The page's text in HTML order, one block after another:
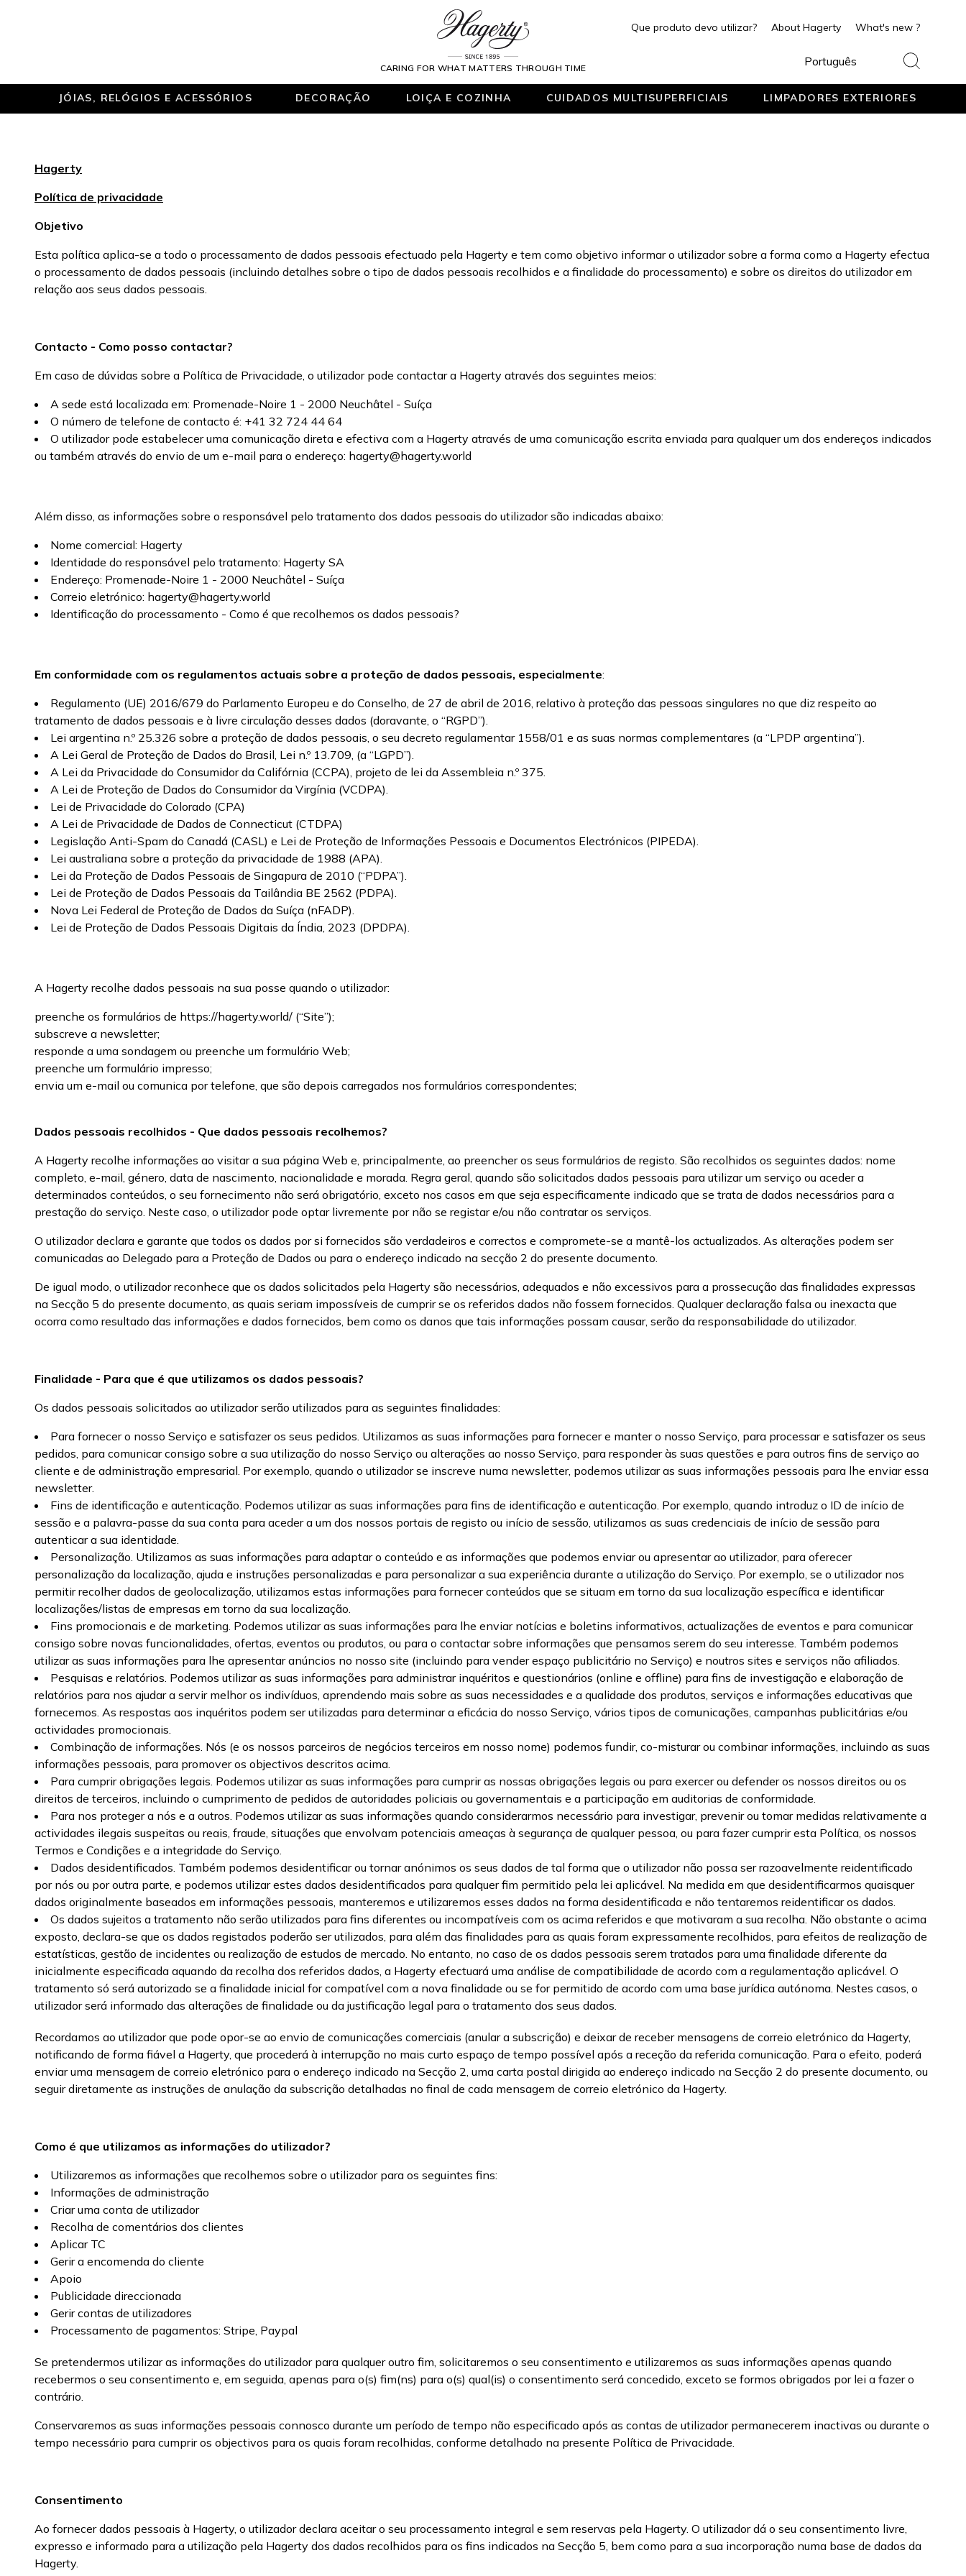
CARING FOR WHAT MATTERS THROUGH TIME
Que produto devo utilizar? About Hagerty What's new ?
Português
JÓIAS, RELÓGIOS E ACESSÓRIOS DECORAÇÃO LOIÇA E COZINHA CUIDADOS MULTISUPERFICIAIS LIMPADORES EXTERIORES
Hagerty
Política de privacidade
Objetivo
Esta política aplica-se a todo o processamento de dados pessoais efectuado pela Hagerty e tem como objetivo informar o utilizador sobre a forma como a Hagerty efectua
o processamento de dados pessoais (incluindo detalhes sobre o tipo de dados pessoais recolhidos e a finalidade do processamento) e sobre os direitos do utilizador em
relação aos seus dados pessoais.
Contacto - Como posso contactar?
Em caso de dúvidas sobre a Política de Privacidade, o utilizador pode contactar a Hagerty através dos seguintes meios:
A sede está localizada em: Promenade-Noire 1 - 2000 Neuchâtel - Suíça
O número de telefone de contacto é: +41 32 724 44 64
O utilizador pode estabelecer uma comunicação direta e efectiva com a Hagerty através de uma comunicação escrita enviada para qualquer um dos endereços indicados
ou também através do envio de um e-mail para o endereço: hagerty@hagerty.world
Além disso, as informações sobre o responsável pelo tratamento dos dados pessoais do utilizador são indicadas abaixo:
Nome comercial: Hagerty
Identidade do responsável pelo tratamento: Hagerty SA
Endereço: Promenade-Noire 1 - 2000 Neuchâtel - Suíça
Correio eletrónico: hagerty@hagerty.world
Identificação do processamento - Como é que recolhemos os dados pessoais?
Em conformidade com os regulamentos actuais sobre a proteção de dados pessoais, especialmente:
Regulamento (UE) 2016/679 do Parlamento Europeu e do Conselho, de 27 de abril de 2016, relativo à proteção das pessoas singulares no que diz respeito ao
tratamento de dados pessoais e à livre circulação desses dados (doravante, o “RGPD”).
Lei argentina n.º 25.326 sobre a proteção de dados pessoais, o seu decreto regulamentar 1558/01 e as suas normas complementares (a “LPDP argentina”).
A Lei Geral de Proteção de Dados do Brasil, Lei n.º 13.709, (a “LGPD”).
A Lei da Privacidade do Consumidor da Califórnia (CCPA), projeto de lei da Assembleia n.º 375.
A Lei de Proteção de Dados do Consumidor da Virgínia (VCDPA).
Lei de Privacidade do Colorado (CPA)
A Lei de Privacidade de Dados de Connecticut (CTDPA)
Legislação Anti-Spam do Canadá (CASL) e Lei de Proteção de Informações Pessoais e Documentos Electrónicos (PIPEDA).
Lei australiana sobre a proteção da privacidade de 1988 (APA).
Lei da Proteção de Dados Pessoais de Singapura de 2010 (“PDPA”).
Lei de Proteção de Dados Pessoais da Tailândia BE 2562 (PDPA).
Nova Lei Federal de Proteção de Dados da Suíça (nFADP).
Lei de Proteção de Dados Pessoais Digitais da Índia, 2023 (DPDPA).
A Hagerty recolhe dados pessoais na sua posse quando o utilizador:
preenche os formulários de https://hagerty.world/ (“Site”);
subscreve a newsletter;
responde a uma sondagem ou preenche um formulário Web;
preenche um formulário impresso;
envia um e-mail ou comunica por telefone, que são depois carregados nos formulários correspondentes;
Dados pessoais recolhidos - Que dados pessoais recolhemos?
A Hagerty recolhe informações ao visitar a sua página Web e, principalmente, ao preencher os seus formulários de registo. São recolhidos os seguintes dados: nome
completo, e-mail, género, data de nascimento, nacionalidade e morada. Regra geral, quando são solicitados dados pessoais para utilizar um serviço ou aceder a
determinados conteúdos, o seu fornecimento não será obrigatório, exceto nos casos em que seja especificamente indicado que se trata de dados necessários para a
prestação do serviço. Neste caso, o utilizador pode optar livremente por não se registar e/ou não contratar os serviços.
O utilizador declara e garante que todos os dados por si fornecidos são verdadeiros e correctos e compromete-se a mantê-los actualizados. As alterações podem ser
comunicadas ao Delegado para a Proteção de Dados ou para o endereço indicado na secção 2 do presente documento.
De igual modo, o utilizador reconhece que os dados solicitados pela Hagerty são necessários, adequados e não excessivos para a prossecução das finalidades expressas
na Secção 5 do presente documento, as quais seriam impossíveis de cumprir se os referidos dados não fossem fornecidos. Qualquer declaração falsa ou inexacta que
ocorra como resultado das informações e dados fornecidos, bem como os danos que tais informações possam causar, serão da responsabilidade do utilizador.
Finalidade - Para que é que utilizamos os dados pessoais?
Os dados pessoais solicitados ao utilizador serão utilizados para as seguintes finalidades:
Para fornecer o nosso Serviço e satisfazer os seus pedidos. Utilizamos as suas informações para fornecer e manter o nosso Serviço, para processar e satisfazer os seus
pedidos, para comunicar consigo sobre a sua utilização do nosso Serviço ou alterações ao nosso Serviço, para responder às suas questões e para outros fins de serviço ao
cliente e de administração empresarial. Por exemplo, quando o utilizador se inscreve numa newsletter, podemos utilizar as suas informações pessoais para lhe enviar essa
newsletter.
Fins de identificação e autenticação. Podemos utilizar as suas informações para fins de identificação e autenticação. Por exemplo, quando introduz o ID de início de
sessão e a palavra-passe da sua conta para aceder a um dos nossos portais de registo ou início de sessão, utilizamos as suas credenciais de início de sessão para
autenticar a sua identidade.
Personalização. Utilizamos as suas informações para adaptar o conteúdo e as informações que podemos enviar ou apresentar ao utilizador, para oferecer
personalização da localização, ajuda e instruções personalizadas e para personalizar a sua experiência durante a utilização do Serviço. Por exemplo, se o utilizador nos
permitir recolher dados de geolocalização, utilizamos estas informações para fornecer conteúdos que se situam em torno da sua localização específica e identificar
localizações/listas de empresas em torno da sua localização.
Fins promocionais e de marketing. Podemos utilizar as suas informações para lhe enviar notícias e boletins informativos, actualizações de eventos e para comunicar
consigo sobre novas funcionalidades, ofertas, eventos ou produtos, ou para o contactar sobre informações que pensamos serem do seu interesse. Também podemos
utilizar as suas informações para lhe apresentar anúncios no nosso site (incluindo para vender espaço publicitário no Serviço) e noutros sites e serviços não afiliados.
Pesquisas e relatórios. Podemos utilizar as suas informações para administrar inquéritos e questionários (online e offline) para fins de investigação e elaboração de
relatórios para nos ajudar a servir melhor os indivíduos, aprendendo mais sobre as suas necessidades e a qualidade dos produtos, serviços e informações educativas que
fornecemos. As respostas aos inquéritos podem ser utilizadas para determinar a eficácia do nosso Serviço, vários tipos de comunicações, campanhas publicitárias e/ou
actividades promocionais.
Combinação de informações. Nós (e os nossos parceiros de negócios terceiros em nosso nome) podemos fundir, co-misturar ou combinar informações, incluindo as suas
informações pessoais, para promover os objectivos descritos acima.
Para cumprir obrigações legais. Podemos utilizar as suas informações para cumprir as nossas obrigações legais ou para exercer ou defender os nossos direitos ou os
direitos de terceiros, incluindo o cumprimento de pedidos de autoridades policiais ou governamentais e a participação em auditorias de conformidade.
Para nos proteger a nós e a outros. Podemos utilizar as suas informações quando considerarmos necessário para investigar, prevenir ou tomar medidas relativamente a
actividades ilegais suspeitas ou reais, fraude, situações que envolvam potenciais ameaças à segurança de qualquer pessoa, ou para fazer cumprir esta Política, os nossos
Termos e Condições e a integridade do Serviço.
Dados desidentificados. Também podemos desidentificar ou tornar anónimos os seus dados de tal forma que o utilizador não possa ser razoavelmente reidentificado
por nós ou por outra parte, e podemos utilizar estes dados desidentificados para qualquer fim permitido pela lei aplicável. Na medida em que desidentificarmos quaisquer
dados originalmente baseados em informações pessoais, manteremos e utilizaremos esses dados na forma desidentificada e não tentaremos reidentificar os dados.
Os dados sujeitos a tratamento não serão utilizados para fins diferentes ou incompatíveis com os acima referidos e que motivaram a sua recolha. Não obstante o acima
exposto, declara-se que os dados registados poderão ser utilizados, para além das finalidades para as quais foram expressamente recolhidos, para efeitos de realização de
estatísticas, gestão de incidentes ou realização de estudos de mercado. No entanto, no caso de os dados pessoais serem tratados para uma finalidade diferente da
inicialmente especificada aquando da recolha dos referidos dados, a Hagerty efectuará uma análise de compatibilidade de acordo com a regulamentação aplicável. O
tratamento só será autorizado se a finalidade inicial for compatível com a nova finalidade ou se for permitido de acordo com uma base jurídica autónoma. Nestes casos, o
utilizador será informado das alterações de finalidade ou da justificação legal para o tratamento dos seus dados.
Recordamos ao utilizador que pode opor-se ao envio de comunicações comerciais (anular a subscrição) e deixar de receber mensagens de correio eletrónico da Hagerty,
notificando de forma fiável a Hagerty, que procederá à interrupção no mais curto espaço de tempo possível após a receção da referida comunicação. Para o efeito, poderá
enviar uma mensagem de correio eletrónico para o endereço indicado na Secção 2, uma carta postal dirigida ao endereço indicado na Secção 2 do presente documento, ou
seguir diretamente as instruções de anulação da subscrição detalhadas no final de cada mensagem de correio eletrónico da Hagerty.
Como é que utilizamos as informações do utilizador?
Utilizaremos as informações que recolhemos sobre o utilizador para os seguintes fins:
Informações de administração
Criar uma conta de utilizador
Recolha de comentários dos clientes
Aplicar TC
Gerir a encomenda do cliente
Apoio
Publicidade direccionada
Gerir contas de utilizadores
Processamento de pagamentos: Stripe, Paypal
Se pretendermos utilizar as informações do utilizador para qualquer outro fim, solicitaremos o seu consentimento e utilizaremos as suas informações apenas quando
recebermos o seu consentimento e, em seguida, apenas para o(s) fim(ns) para o(s) qual(is) o consentimento será concedido, exceto se formos obrigados por lei a fazer o
contrário.
Conservaremos as suas informações pessoais connosco durante um período de tempo não especificado após as contas de utilizador permanecerem inactivas ou durante o
tempo necessário para cumprir os objectivos para os quais foram recolhidas, conforme detalhado na presente Política de Privacidade.
Consentimento
Ao fornecer dados pessoais à Hagerty, o utilizador declara aceitar o seu processamento integral e sem reservas pela Hagerty. O utilizador dá o seu consentimento livre,
expresso e informado para a utilização pela Hagerty dos dados recolhidos para os fins indicados na Secção 5, bem como para a sua incorporação numa base de dados da
Hagerty.